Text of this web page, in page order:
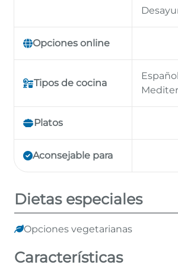
Opciones online
Tipos de cocina
Platos
Aconsejable para
Dietas especiales
Opciones vegetarianas
Características